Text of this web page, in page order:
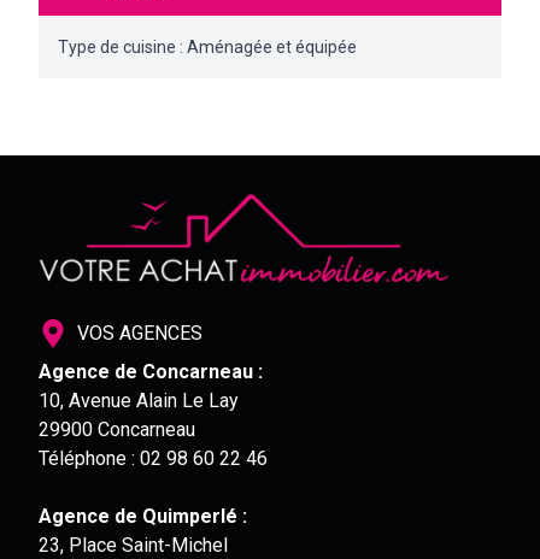
Type de cuisine : Aménagée et équipée
VOS AGENCES
Agence de Concarneau :
10, Avenue Alain Le Lay
29900 Concarneau
Téléphone : 02 98 60 22 46
Agence de Quimperlé :
23, Place Saint-Michel